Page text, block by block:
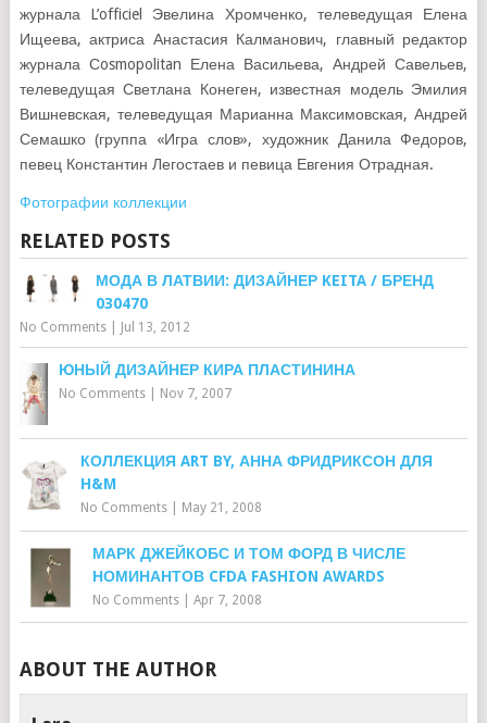
журнала L’officiel Эвелина Хромченко, телеведущая Елена
Ищеева, актриса Анастасия Калманович, главный редактор
журнала Сosmopolitan Елена Васильева, Андрей Савельев,
телеведущая Светлана Конеген, известная модель Эмилия
Вишневская, телеведущая Марианна Максимовская, Андрей
Семашко (группа «Игра слов», художник Данила Федоров,
певец Константин Легостаев и певица Евгения Отрадная.
Фотографии коллекции
RELATED POSTS
МОДА В ЛАТВИИ: ДИЗАЙНЕР KEITA / БРЕНД
030470
No Comments| Jul 13, 2012
ЮНЫЙ ДИЗАЙНЕР КИРА ПЛАСТИНИНА
No Comments| Nov 7, 2007
КОЛЛЕКЦИЯ ART BY, АННА ФРИДРИКСОН ДЛЯ
H&M
No Comments| May 21, 2008
МАРК ДЖЕЙКОБС И ТОМ ФОРД В ЧИСЛЕ
НОМИНАНТОВ CFDA FASHION AWARDS
No Comments| Apr 7, 2008
ABOUT THE AUTHOR